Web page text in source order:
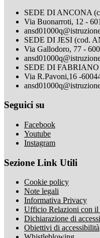
SEDE DI ANCONA
Via Buonarroti, 12 -
SEDE DI JESI (cod.
Via Gallodoro, 77 -
SEDE DI
Via R.Pavoni,16 -
Seguici su
Facebook
Youtube
Instagram
Sezione Link Utili
Cookie policy
Note legali
Informativa Privacy
Ufficio Relazioni con il
Dichiarazione di
Obiettivi di accessibilità